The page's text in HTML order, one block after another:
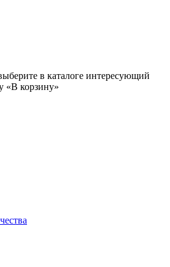
в каталоге интересующий
«В корзину»